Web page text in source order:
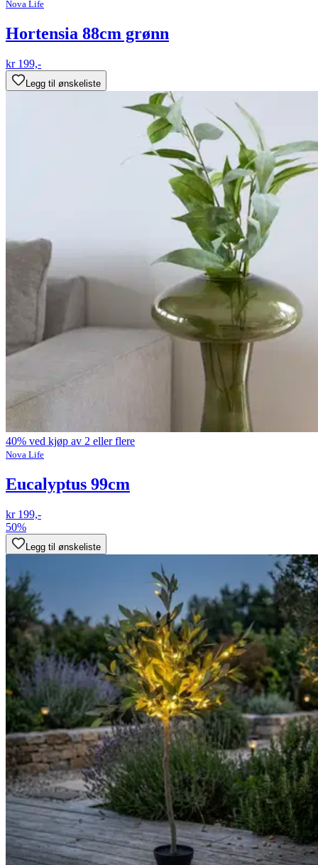
Nova Life
Hortensia 88cm grønn
kr 199,-
Legg til ønskeliste
40% ved kjøp av 2 eller flere
Nova Life
Eucalyptus 99cm
kr 199,-
50%
Legg til ønskeliste